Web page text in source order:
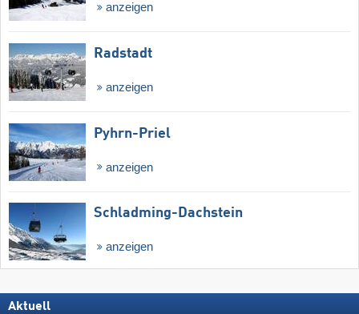
anzeigen
Radstadt
anzeigen
Pyhrn-Priel
anzeigen
Schladming-Dachstein
anzeigen
Aktuell